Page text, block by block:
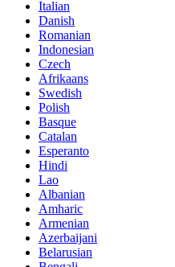
Italian
Danish
Romanian
Indonesian
Czech
Afrikaans
Swedish
Polish
Basque
Catalan
Esperanto
Hindi
Lao
Albanian
Amharic
Armenian
Azerbaijani
Belarusian